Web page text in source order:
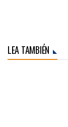
LEA TAMBIÉN